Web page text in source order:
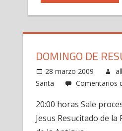
DOMINGO DE
28 marzo 2009
Santa
Comentarios
20:00 horas Sale
Jesus Resucitado de